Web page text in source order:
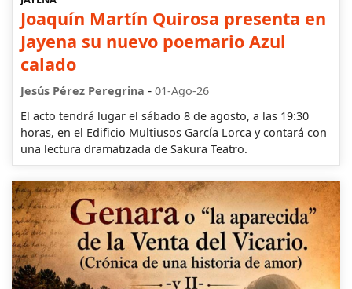
Joaquín Martín Quirosa presenta en
Jayena su nuevo poemario Azul
calado
Jesús Pérez Peregrina - 01-Ago-26
El acto tendrá lugar el sábado 8 de agosto, a las 19:30
horas, en el Edificio Multiusos García Lorca y contará con
una lectura dramatizada de Sakura Teatro.